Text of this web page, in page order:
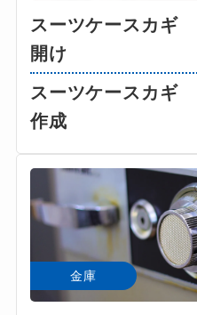
スーツケースカギ
開け
スーツケースカギ
作成
金庫